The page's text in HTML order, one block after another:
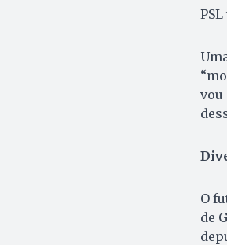
vou
O
de